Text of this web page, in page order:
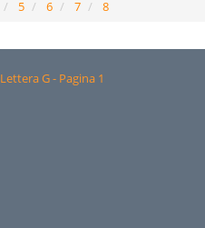
5 6 7 8
Lettera G - Pagina 1